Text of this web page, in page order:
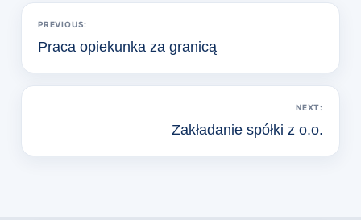
Nawigacja
wpisu
PREVIOUS:
Praca opiekunka za granicą
NEXT:
Zakładanie spółki z o.o.